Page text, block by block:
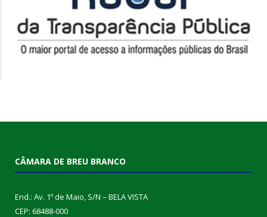
CÂMARA DE BREU BRANCO
End.: Av. 1º de Maio, S/N – BELA VISTA
CEP: 68488-000